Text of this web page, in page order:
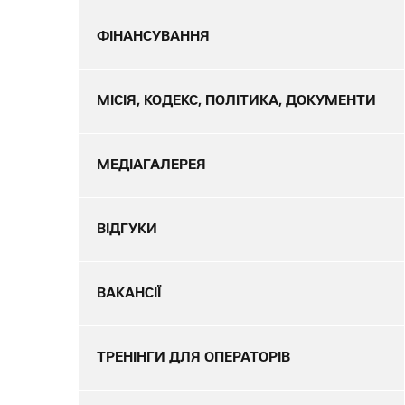
ФІНАНСУВАННЯ
МІСІЯ, КОДЕКС, ПОЛІТИКА, ДОКУМЕНТИ
МЕДІАГАЛЕРЕЯ
ВІДГУКИ
ВАКАНСІЇ
ТРЕНІНГИ ДЛЯ ОПЕРАТОРІВ